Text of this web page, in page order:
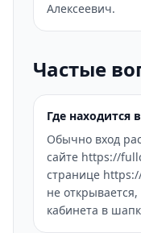
Алексеевич.
Частые
Где находится
Обычно вход
сайте https://
странице
не
кабинета в